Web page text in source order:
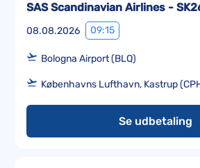
08.08.2026 09:15
SAS Scandinavian Airlines -
Bologna Airport (BLQ)
Københavns Lufthavn, Kastrup
Se udbetaling